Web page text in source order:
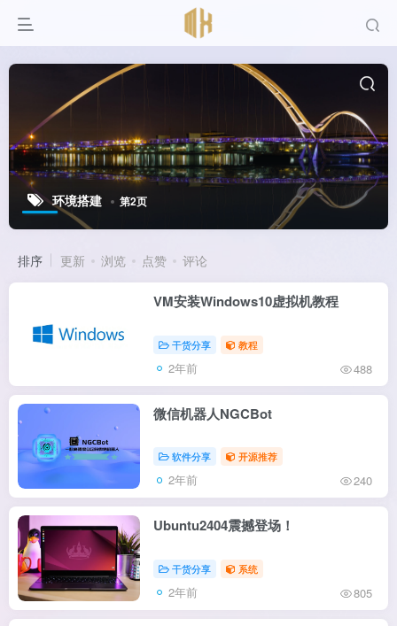
环境搭建 第2页
排序 更新 浏览 点赞 评论
VM安装Windows10虚拟机教程
干货分享 教程
2年前 488
微信机器人NGCBot
软件分享 开源推荐
2年前 240
Ubuntu2404震撼登场！
干货分享 系统
2年前 805